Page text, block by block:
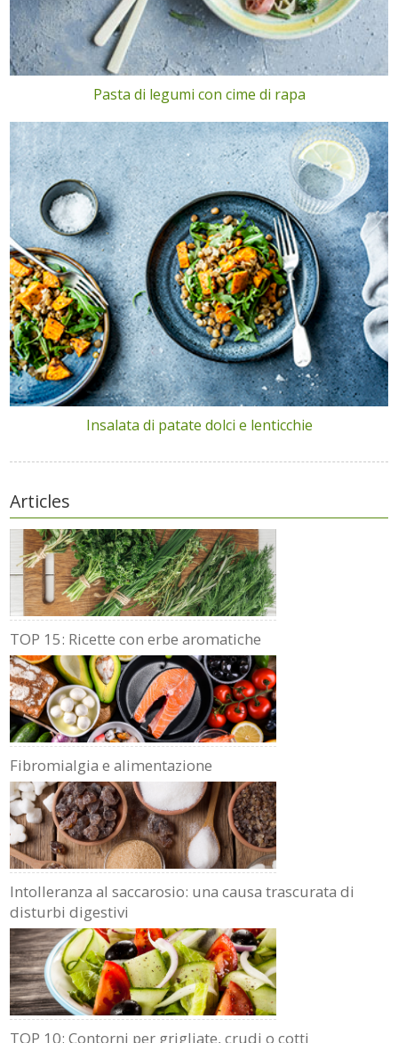
Pasta di legumi con cime di rapa
Insalata di patate dolci e lenticchie
Articles
TOP 15: Ricette con erbe aromatiche
Fibromialgia e alimentazione
Intolleranza al saccarosio: una causa trascurata di
disturbi digestivi
TOP 10: Contorni per grigliate, crudi o cotti